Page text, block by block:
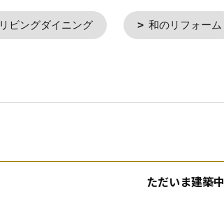
リビングダイニング 和のリフォーム
ただいま建築中